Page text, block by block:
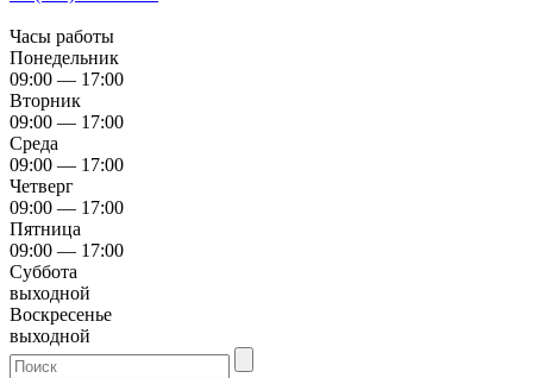
Часы работы
Понедельник
09:00 — 17:00
Вторник
09:00 — 17:00
Среда
09:00 — 17:00
Четверг
09:00 — 17:00
Пятница
09:00 — 17:00
Суббота
выходной
Воскресенье
выходной